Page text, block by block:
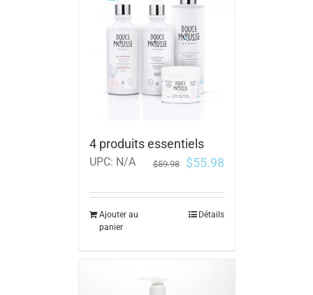
4 produits essentiels
UPC: N/A $59.98 $55.98
Ajouter au
panier
Détails